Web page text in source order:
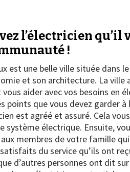
l’électricien qu’il
!
est une belle ville située dans
et son architecture. La ville
vous aider avec vos besoins en
points que vous devez garder
est agréé et assuré. Cela
système électrique. Ensuite,
membres de votre famille
du service qu’ils ont
d’autres personnes ont dit